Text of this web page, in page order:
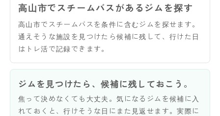
高山市でスチームバスがあるジムを探す
高山市でスチームバスを条件に含むジムを探せます。
通えそうな施設を見つけたら候補に残して、行けた日
はトレ活で記録できます。
ジムを見つけたら、候補に残しておこう。
焦って決めなくても大丈夫。気になるジムを候補に入
れておくと、行けそうな日にまた見返せます。実際に